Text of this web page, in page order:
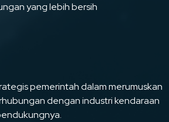
yang lebih bersih
pemerintah dalam merumuskan
dengan industri kendaraan